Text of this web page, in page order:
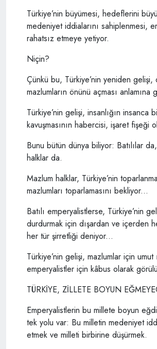
Türkiye’nin büyümesi, hedeflerini
medeniyet iddialarını sahiplenmesi,
rahatsız etmeye yetiyor.
Niçin?
Çünkü bu, Türkiye’nin yeniden gelişi,
mazlumların önünü açması anlamına
Türkiye’nin gelişi, insanlığın insanca
kavuşmasının habercisi, işaret fişeği
Bunu bütün dünya biliyor: Batılılar
halklar da.
Mazlum halklar, Türkiye’nin
mazlumları toparlamasını bekliyor...
Batılı emperyalistlerse, Türkiye’nin
durdurmak için dışardan ve içerden
her tür şirretliği deniyor...
Türkiye’nin gelişi, mazlumlar için umut
emperyalistler için kâbus olarak
TÜRKİYE, ZİLLETE BOYUN
Emperyalistlerin bu millete boyun
tek yolu var: Bu milletin medeniyet
etmek ve milleti birbirine düşürmek.